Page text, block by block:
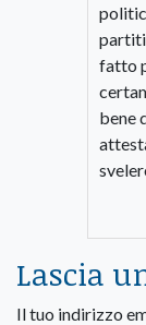
fatto
bene
Lascia
Il tuo indirizzo